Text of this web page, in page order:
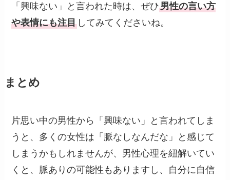
「興味ない」と言われた時は、ぜひ男性の言い方
や表情にも注目 してみてくださいね。
まとめ
片思い中の男性から「興味ない」と言われてしま
うと、多くの女性は「脈なしなんだな」と感じて
しまうかもしれませんが、男性心理を紐解いてい
くと、脈ありの可能性もありますし、自分に自信